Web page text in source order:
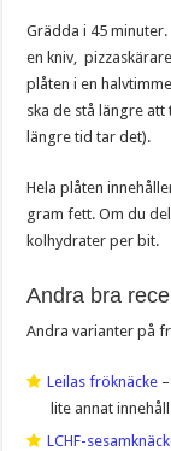
Grädda i 45
en kniv,
plåten i en
ska de stå längre
längre tid tar det).
Hela plåten
gram fett. Om du
kolhydrater per bit.
Andra bra
Andra varianter på
Leilas fröknäcke
lite annat innehåll
LCHF-